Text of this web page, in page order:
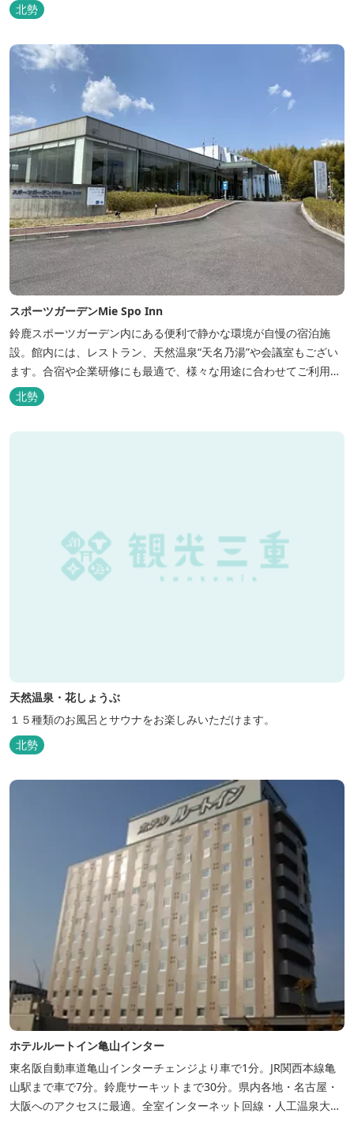
北勢
スポーツガーデンMie Spo Inn
鈴鹿スポーツガーデン内にある便利で静かな環境が自慢の宿泊施
設。館内には、レストラン、天然温泉“天名乃湯”や会議室もござい
ます。合宿や企業研修にも最適で、様々な用途に合わせてご利用頂
けます。
北勢
天然温泉・花しょうぶ
１５種類のお風呂とサウナをお楽しみいただけます。
北勢
ホテルルートイン亀山インター
東名阪自動車道亀山インターチェンジより車で1分。JR関西本線亀
山駅まで車で7分。鈴鹿サーキットまで30分。県内各地・名古屋・
大阪へのアクセスに最適。全室インターネット回線・人工温泉大浴